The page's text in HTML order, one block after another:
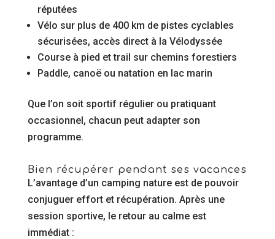
réputées
Vélo sur plus de 400 km de pistes cyclables
sécurisées, accès direct à la Vélodyssée
Course à pied et trail sur chemins forestiers
Paddle, canoë ou natation en lac marin
Que l’on soit sportif régulier ou pratiquant
occasionnel, chacun peut adapter son
programme.
Bien récupérer pendant ses vacances
L’avantage d’un camping nature est de pouvoir
conjuguer effort et récupération. Après une
session sportive, le retour au calme est
immédiat :